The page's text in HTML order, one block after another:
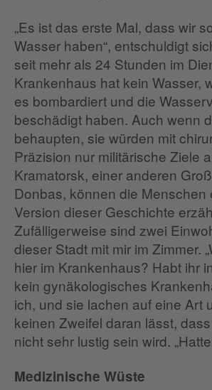
„Es ist das erste Mal, dass wir
Wasser haben“, entschuldigt
seit mehr als 24 Stunden im
Krankenhaus hat kein Wasser,
es bombardiert und die
beschädigt haben. Auch wenn
behaupten, sie würden mit
Präzision nur militärische Ziele
Kramatorsk, einer anderen
Donbas, können die Menschen
Version dieser Geschichte
Zufälligerweise sind zwei
dieser Stadt mit mir im Zimmer.
hier im Krankenhaus? Habt ihr
kein gynäkologisches
ich, und sie lachen auf eine Art
keinen Zweifel daran lässt,
nicht sehr lustig sein wird.
Medizinische Wüste